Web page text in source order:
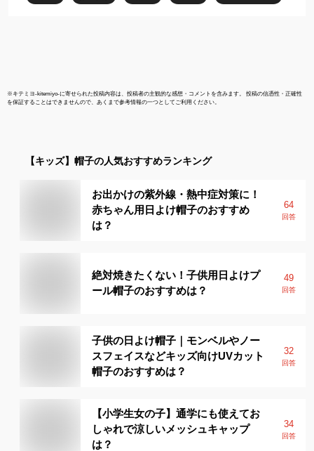
※キテミヨ-kitemiyo-に寄せられた投稿内容は、投稿者の主観的な感想・コメントを含みます。 投稿の信憑性・正確性
を保証することはできませんので、あくまで参考情報の一つとしてご利用ください。
【キッズ】 帽子の人気おすすめランキング
お出かけの紫外線・熱中症対策に！
赤ちゃん用日よけ帽子のおすすめ
は？
64
回答
絶対焼きたくない！子供用日よけプ
ール帽子のおすすめは？
49
回答
子供の日よけ帽子｜モンベルやノー
スフェイスなどキッズ向けUVカット
帽子のおすすめは？
32
回答
【小学生女の子】通学にも使えてお
しゃれで涼しいメッシュキャップ
は？
34
回答